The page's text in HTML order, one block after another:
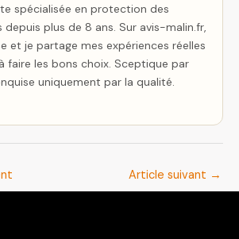
spécialisée en protection des
plus de 8 ans. Sur avis-malin.fr,
et je partage mes expériences réelles
faire les bons choix. Sceptique par
uniquement par la qualité.
Article suivant →